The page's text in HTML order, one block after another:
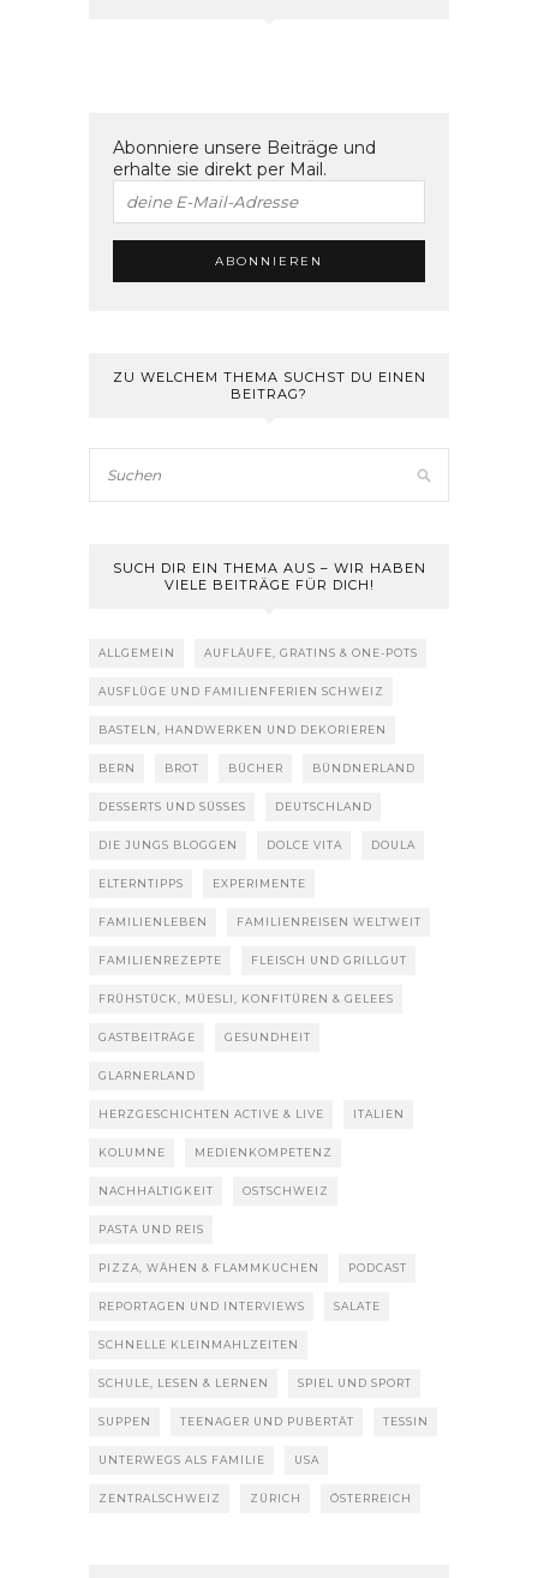
Abonniere unsere Beiträge und
erhalte sie direkt per Mail.
ZU WELCHEM THEMA SUCHST DU EINEN
BEITRAG?
SUCH DIR EIN THEMA AUS – WIR HABEN
VIELE BEITRÄGE FÜR DICH!
ALLGEMEIN AUFLÄUFE, GRATINS & ONE-POTS
AUSFLÜGE UND FAMILIENFERIEN SCHWEIZ
BASTELN, HANDWERKEN UND DEKORIEREN
BERN BROT BÜCHER BÜNDNERLAND
DESSERTS UND SÜSSES DEUTSCHLAND
DIE JUNGS BLOGGEN DOLCE VITA DOULA
ELTERNTIPPS EXPERIMENTE
FAMILIENLEBEN FAMILIENREISEN WELTWEIT
FAMILIENREZEPTE FLEISCH UND GRILLGUT
FRÜHSTÜCK, MÜESLI, KONFITÜREN & GELEES
GASTBEITRÄGE GESUNDHEIT
GLARNERLAND
HERZGESCHICHTEN ACTIVE & LIVE ITALIEN
KOLUMNE MEDIENKOMPETENZ
NACHHALTIGKEIT OSTSCHWEIZ
PASTA UND REIS
PIZZA, WÄHEN & FLAMMKUCHEN PODCAST
REPORTAGEN UND INTERVIEWS SALATE
SCHNELLE KLEINMAHLZEITEN
SCHULE, LESEN & LERNEN SPIEL UND SPORT
SUPPEN TEENAGER UND PUBERTÄT TESSIN
UNTERWEGS ALS FAMILIE USA
ZENTRALSCHWEIZ ZÜRICH ÖSTERREICH